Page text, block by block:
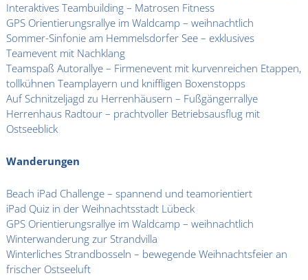
Interaktives Teambuilding – Matrosen Fitness
GPS Orientierungsrallye im Waldcamp – weihnachtlich
Sommer-Sinfonie am Hemmelsdorfer See – exklusives
Teamevent mit Nachklang
Teamspaß Autorallye – Firmenevent mit kurvenreichen Etappen,
tollkühnen Teamplayern und kniffligen Boxenstopps
Auf Schnitzeljagd zu Herrenhäusern – Fußgängerrallye
Herrenhaus Radtour – prachtvoller Betriebsausflug mit
Ostseeblick
Wanderungen
Beach iPad Challenge – spannend und teamorientiert
iPad Quiz in der Weihnachtsstadt Lübeck
GPS Orientierungsrallye im Waldcamp – weihnachtlich
Winterwanderung zur Strandvilla
Winterliches Strandbosseln – bewegende Weihnachtsfeier an
frischer Ostseeluft